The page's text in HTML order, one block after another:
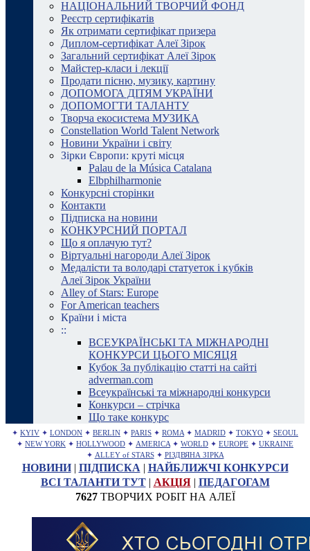
НАЦІОНАЛЬНИЙ ТВОРЧИЙ ФОНД
Реєстр сертифікатів
Як отримати сертифікат призера
Диплом-сертифікат Алеї Зірок
Загальний сертифікат Алеї Зірок
Майстер-класи і лекції
Продати пісню, музику, картину
ДОПОМОГА ДІТЯМ УКРАЇНИ
ДОПОМОГТИ ТАЛАНТУ
Творча екосистема МУЗИКА
Constellation World Talent Network
Новини України і світу
Зірки Європи: круті місця
Palau de la Música Catalana
Elbphilharmonie
Конкурсні сторінки
Контакти
Підписка на новини
КОНКУРСНИЙ ПОРТАЛ
Що я оплачую тут?
Віртуальні нагороди Алеї Зірок
Медалісти та володарі статуеток і кубків
Алеї Зірок України
Alley of Stars: Europe
For American teachers
Країни і міста
::
ВСЕУКРАЇНСЬКІ ТА МІЖНАРОДНІ
КОНКУРСИ ЦЬОГО МІСЯЦЯ
Кубок За публікацію статті на сайті
adverman.com
Всеукраїнські та міжнародні конкурси
Конкурси – стрічка
Що таке конкурс
✦ KYIV ✦ LONDON ✦ BERLIN ✦ PARIS ✦ ROMA ✦ MADRID ✦ TOKYO ✦ SEOUL
✦ NEW YORK ✦ HOLLYWOOD ✦ AMERICA ✦ WORLD ✦ EUROPE ✦ UKRAINE
✦ ALLEY of STARS ✦ РІЗДВЯНА ЗІРКА
НОВИНИ| ПІДПИСКА | НАЙБЛИЖЧІ КОНКУРСИ
ВСІ ТАЛАНТИ ТУТ| АКЦІЯ| ПЕДАГОГАМ
7627ТВОРЧИХ РОБІТ НА АЛЕЇ